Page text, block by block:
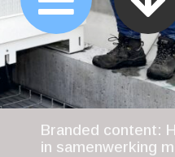
Branded content:
in samenwerking